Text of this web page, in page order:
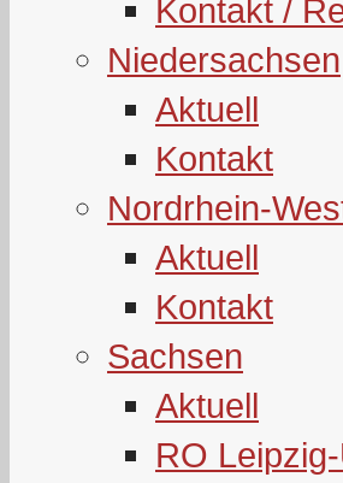
Kontakt /
Niedersachsen
Aktuell
Kontakt
Nordrhein-
Aktuell
Kontakt
Sachsen
Aktuell
RO